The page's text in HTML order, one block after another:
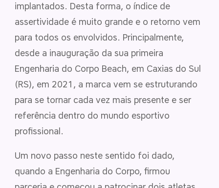
implantados. Desta forma, o índice de
assertividade é muito grande e o retorno vem
para todos os envolvidos. Principalmente,
desde a inauguração da sua primeira
Engenharia do Corpo Beach, em Caxias do Sul
(RS), em 2021, a marca vem se estruturando
para se tornar cada vez mais presente e ser
referência dentro do mundo esportivo
profissional.
Um novo passo neste sentido foi dado,
quando a Engenharia do Corpo, firmou